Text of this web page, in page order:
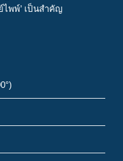
ไพพ์’ เป็นสำคัญ